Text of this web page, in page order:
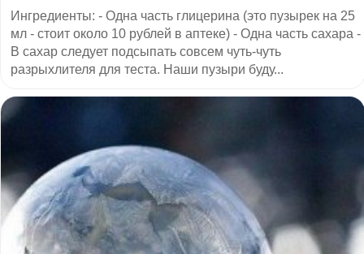
Ингредиенты: - Одна часть глицерина (это пузырек на 25
мл - стоит около 10 рублей в аптеке) - Одна часть сахара -
В сахар следует подсыпать совсем чуть-чуть
разрыхлителя для теста. Наши пузыри буду...